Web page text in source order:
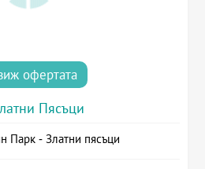
офертата
Пясъци
Парк - Златни пясъци